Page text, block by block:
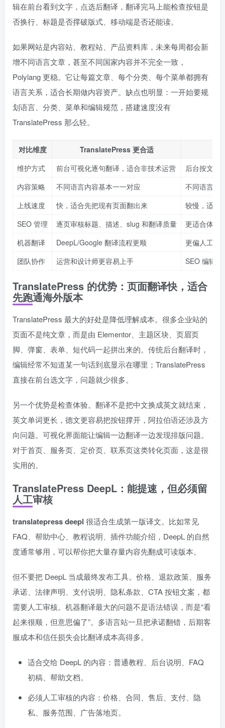
辑在前台看到文字，点选后翻译，翻译完马上能检查按钮是
否换行、标题是否撑破版式、移动端是否还能读。
如果网站是内容站、教程站、产品资料库，未来每周都会新
增不同语言文章，甚至不同国家内容并不完全一致，
Polylang 更稳。它让每篇文章、每个分类、每个菜单都拥有
语言关系，适合长期做内容资产。缺点也明显：一开始要规
划语言、分类、菜单和编辑规范，搭建速度没有
TranslatePress 那么轻。
对比维度
TranslatePress 更合适
维护方式
前台可视化逐句翻译，适合非技术运营
后台按文章
内容策略
不同语言内容基本一一对应
不同语言可
上线速度
快，适合先把现有页面翻出来
较慢，适合
SEO 管理
逐页审核标题、描述、slug 和翻译质量
更适合体系
机器翻译
DeepL/Google 翻译流程更顺
更偏人工编
团队协作
运营和设计师更容易上手 SEO 编辑
TranslatePress 的优势：页面翻译快，适合
先跑通海外版本
TranslatePress 最大的好处是降低理解成本。很多企业站的
页面不是纯文章，而是由 Elementor、主题区块、页眉页
脚、弹窗、表单、短代码一起拼出来的。传统后台翻译时，
编辑经常不知道某一句话到底显示在哪里；TranslatePress
直接在前台选文字，问题就少很多。
另一个优势是检查体验。翻译不是把中文换成英文就结束，
英文单词更长，德文更容易把按钮撑开，阿拉伯语还涉及方
向问题。可视化界面能让编辑一边翻译一边发现排版问题。
对于首页、服务页、定价页、联系页这类转化页面，这是很
实用的。
TranslatePress DeepL：能提速，但必须留
人工审核
translatepress deepl 很适合生成第一版译文。比如常见
FAQ、帮助中心、教程说明、插件功能介绍，DeepL 的自然
度通常够用，可以帮你把大量存量内容先翻成可读版本。
但不要把 DeepL 当成最终发布工具。价格、退款政策、服务
承诺、法律声明、支付说明、隐私条款、CTA 按钮文案，都
需要人工审核。机器翻译最大的问题不是语法错误，而是“看
起来很顺，但意思偏了”。多语言站一旦把承诺翻错，后期客
服成本和信任损失会比翻译成本高得多。
适合交给 DeepL 的内容：普通教程、后台说明、FAQ
初稿、帮助文档。
必须人工审核的内容：价格、合同、售后、支付、隐
私、服务范围、广告落地页。